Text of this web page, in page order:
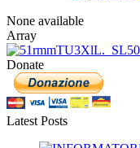
None available
Array
Donate
Latest Posts